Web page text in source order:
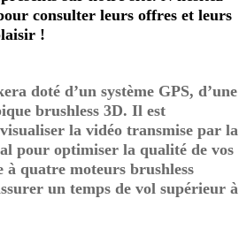
consulter leurs offres et leurs
!
doté d’un système GPS, d’une
brushless 3D. Il est
la vidéo transmise par la
pour optimiser la qualité de vos
à quatre moteurs brushless
un temps de vol supérieur à